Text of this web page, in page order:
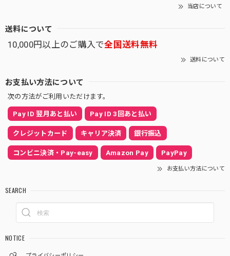
当店について
送料について
10,000円以上のご購入で全国送料無料
送料について
お支払い方法について
次の方法がご利用いただけます。
Pay ID 翌月あと払い Pay ID 3回あと払い
クレジットカード キャリア決済 銀行振込
コンビニ決済・Pay-easy Amazon Pay PayPay
お支払い方法について
SEARCH
NOTICE